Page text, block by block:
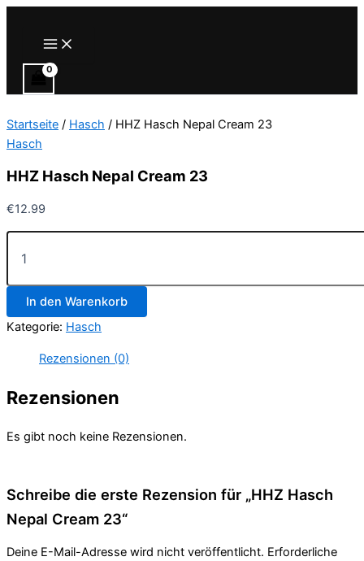
Main
Menu
Startseite / Hasch / HHZ Hasch Nepal Cream 23
Hasch
HHZ Hasch Nepal Cream 23
€12.99
HHZ
Hasch
Cream
Menge
In den Warenkorb
Kategorie: Hasch
Rezensionen (0)
Rezensionen
Es gibt noch keine Rezensionen.
Schreibe die erste Rezension für „HHZ Hasch
Nepal Cream 23“
Deine E-Mail-Adresse wird nicht veröffentlicht. Erforderliche